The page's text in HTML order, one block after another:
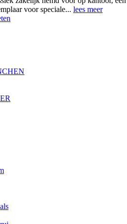
voor speciale... lees meer